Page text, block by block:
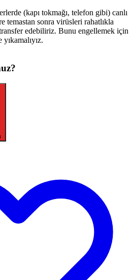
(kapı tokmağı, telefon gibi) canlı
sonra virüsleri rahatlıkla
edebiliriz. Bunu engellemek için